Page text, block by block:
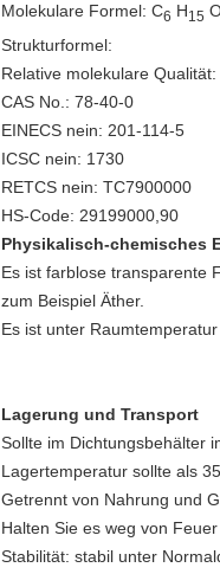
Molekulare Formel: C6 H15
Strukturformel:
Relative molekulare
CAS No.: 78-40-0
EINECS nein: 201-114-5
ICSC nein: 1730
RETCS nein: TC7900000
HS-Code: 29199000,90
Physikalisch-chemisches
Es ist farblose transparente
zum Beispiel Äther.
Es ist unter Raumtemperatur
Lagerung und Transport
Sollte im Dichtungsbehälter
Lagertemperatur sollte als
Getrennt von Nahrung und
Halten Sie es weg von
Stabilität: stabil unter